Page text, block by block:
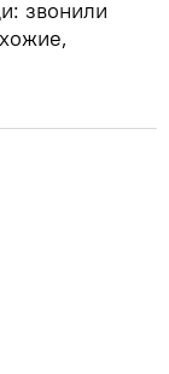
звонили